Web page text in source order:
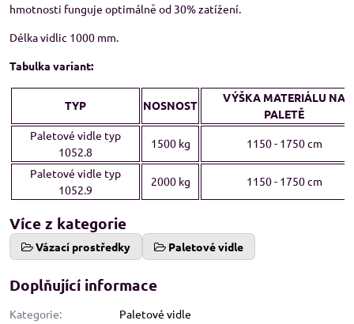
hmotnosti funguje optimálně od 30% zatížení.
Délka vidlic 1000 mm.
Tabulka variant:
TYP NOSNOST
VÝŠKA MATERIÁLU NA
PALETĚ
Paletové vidle typ
1052.8
1500 kg 1150 - 1750 cm
Paletové vidle typ
1052.9
2000 kg 1150 - 1750 cm
Více z kategorie
Vázací prostředky Paletové vidle
Doplňující informace
Kategorie: Paletové vidle